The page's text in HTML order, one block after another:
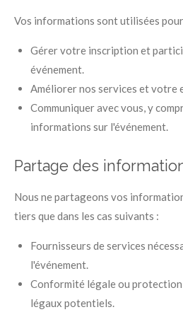
Vos informations sont utilisées
Gérer votre inscription et
événement.
Améliorer nos services et votre
Communiquer avec vous, y
informations sur l'événement.
Partage des
Nous ne partageons vos
tiers que dans les cas suivants :
Fournisseurs de services
l'événement.
Conformité légale ou protection
légaux potentiels.